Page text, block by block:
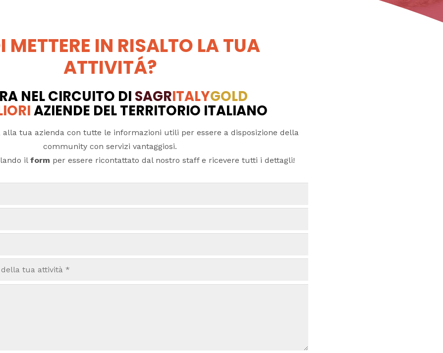
METTERE IN RISALTO LA TUA
ATTIVITÁ?
NEL CIRCUITO DI SAGRITALYGOLD
AZIENDE DEL TERRITORIO ITALIANO
alla tua azienda con tutte le informazioni utili per essere a disposizione della
community con servizi vantaggiosi.
il form per essere ricontattato dal nostro staff e ricevere tutti i dettagli!